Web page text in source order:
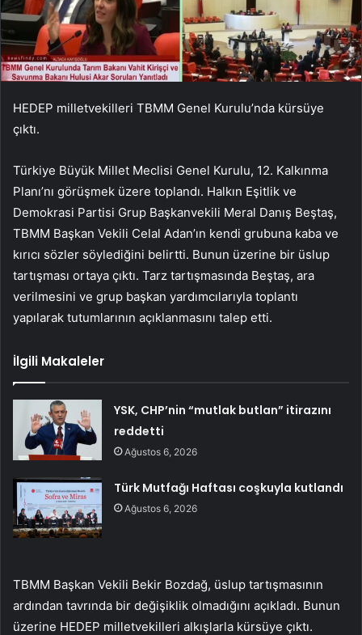
HEDEP milletvekilleri TBMM Genel Kurulu’nda kürsüye
çıktı.
Türkiye Büyük Millet Meclisi Genel Kurulu, 12. Kalkınma
Planı’nı görüşmek üzere toplandı. Halkın Eşitlik ve
Demokrasi Partisi Grup Başkanvekili Meral Danış Beştaş,
TBMM Başkan Vekili Celal Adan’ın kendi grubuna kaba ve
kırıcı sözler söylediğini belirtti. Bunun üzerine bir üslup
tartışması ortaya çıktı. Tarz tartışmasında Beştaş, ara
verilmesini ve grup başkan yardımcılarıyla toplantı
yapılarak tutumlarının açıklanmasını talep etti.
İlgili Makaleler
YSK, CHP’nin “mutlak butlan” itirazını
reddetti
Ağustos 6, 2026
Türk Mutfağı Haftası coşkuyla kutlandı
Ağustos 6, 2026
TBMM Başkan Vekili Bekir Bozdağ, üslup tartışmasının
ardından tavrında bir değişiklik olmadığını açıkladı. Bunun
üzerine HEDEP milletvekilleri alkışlarla kürsüye çıktı.